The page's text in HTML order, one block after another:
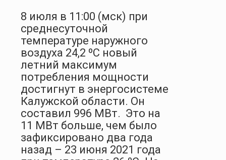
8 июля в 11:00 (мск) при
среднесуточной
температуре наружного
воздуха 24,2 ºС новый
летний максимум
потребления мощности
достигнут в энергосистеме
Калужской области. Он
составил 996 МВт. Это на
11 МВт больше, чем было
зафиксировано два года
назад – 23 июня 2021 года